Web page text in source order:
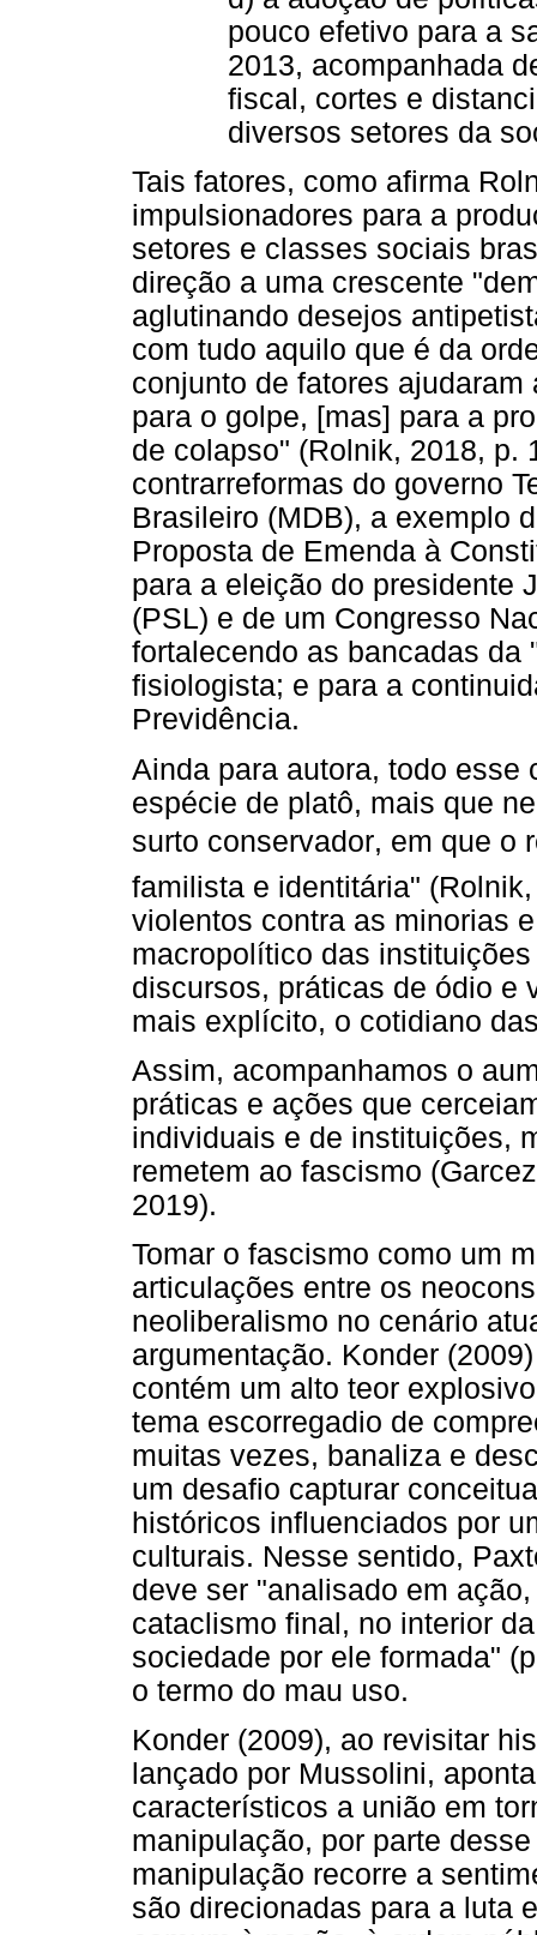
pouco efetivo para a
2013, acompanhada
fiscal, cortes e
diversos setores da
Tais fatores, como afirma
impulsionadores para a
setores e classes sociais
direção a uma crescente
aglutinando desejos
com tudo aquilo que é da
conjunto de fatores
para o golpe, [mas] para a
de colapso" (Rolnik, 2018, p.
contrarreformas do governo
Brasileiro (MDB), a exemplo
Proposta de Emenda à
para a eleição do presidente
(PSL) e de um Congresso
fortalecendo as bancadas
fisiologista; e para a
Previdência.
Ainda para autora, todo esse
espécie de platô, mais que
surto conservador, em que
familista e identitária"
violentos contra as minorias
macropolítico das
discursos, práticas de ódio e
mais explícito, o cotidiano
Assim, acompanhamos o
práticas e ações que
individuais e de instituições,
remetem ao fascismo
2019).
Tomar o fascismo como um
articulações entre os
neoliberalismo no cenário
argumentação. Konder
contém um alto teor
tema escorregadio de
muitas vezes, banaliza e
um desafio capturar
históricos influenciados por
culturais. Nesse sentido,
deve ser "analisado em
cataclismo final, no interior
sociedade por ele formada"
o termo do mau uso.
Konder (2009), ao revisitar
lançado por Mussolini,
característicos a união em
manipulação, por parte
manipulação recorre a
são direcionadas para a luta